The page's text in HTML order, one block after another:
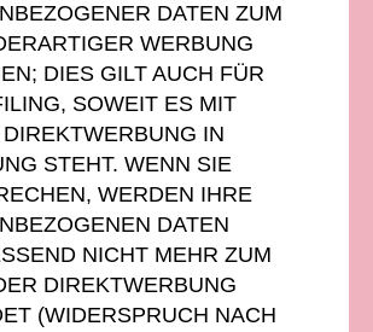
DATEN ZUM
WERBUNG
DIES GILT AUCH FÜR
SOWEIT ES MIT
IN
STEHT. WENN SIE
WERDEN IHRE
DATEN
NICHT MEHR ZUM
DIREKTWERBUNG
(WIDERSPRUCH NACH